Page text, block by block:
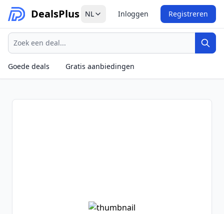
DealsPlus NL Inloggen Registreren
Zoeken
Goede deals
Gratis aanbiedingen